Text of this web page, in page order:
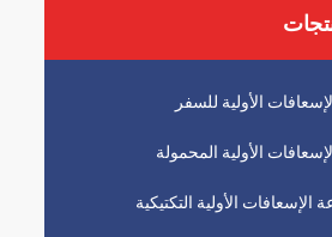
الأولية للسفر
الأولية المحمولة
الإسعافات الأولية التكتيكية